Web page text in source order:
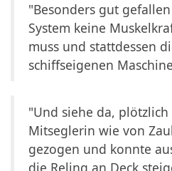
"Besonders gut
System keine
muss und stattdessen
schiffseigenen
"Und siehe da,
Mitseglerin wie von
gezogen und konnte
die Reling an Deck